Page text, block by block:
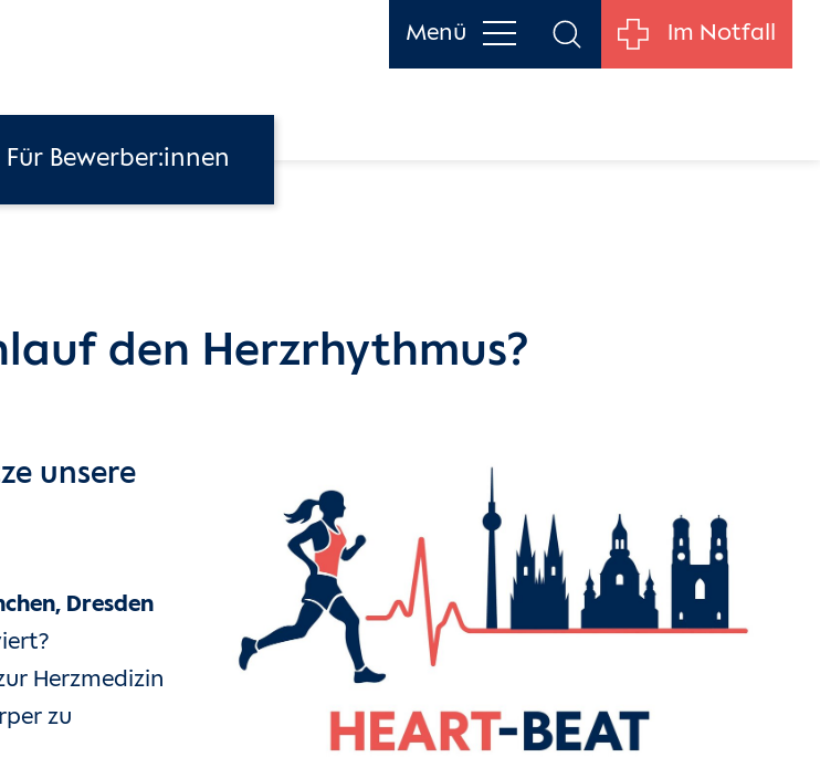
Menü Im Notfall
Für Bewerber:innen
den Herzrhythmus?
unsere
Dresden
Herzmedizin
zu